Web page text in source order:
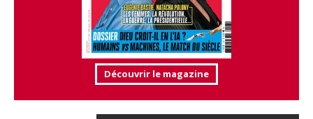
Découvrir le magazine